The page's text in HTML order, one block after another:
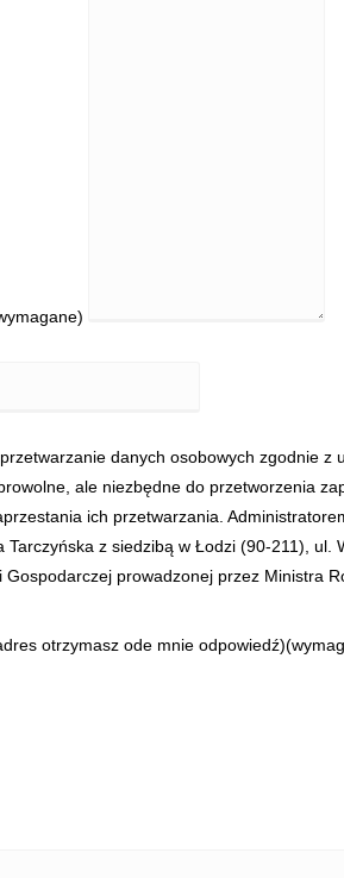
danych osobowych zgodnie z
ale niezbędne do przetworzenia
ich przetwarzania.
Tarczyńska z siedzibą w Łodzi (90-211),
Gospodarczej prowadzonej przez Ministra
otrzymasz ode mnie odpowiedź)